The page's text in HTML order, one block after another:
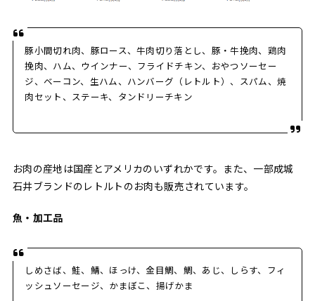
豚小間切れ肉、豚ロース、牛肉切り落とし、豚・牛挽肉、鶏肉
挽肉、ハム、ウインナー、フライドチキン、おやつソーセー
ジ、ベーコン、生ハム、ハンバーグ（レトルト）、スパム、焼
肉セット、ステーキ、タンドリーチキン
お肉の産地は国産とアメリカのいずれかです。また、一部成城
石井ブランドのレトルトのお肉も販売されています。
魚・加工品
しめさば、鮭、鯖、ほっけ、金目鯛、鯛、あじ、しらす、フィ
ッシュソーセージ、かまぼこ、揚げかま